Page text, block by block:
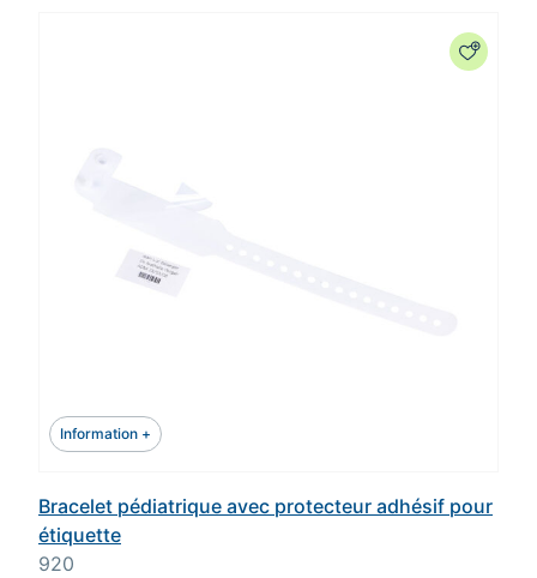
Information +
Bracelet pédiatrique avec protecteur adhésif pour
étiquette
920